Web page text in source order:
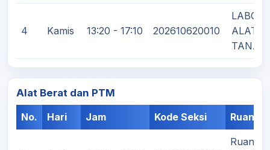
4 Kamis 13:20 - 17:10 202610620010
ALAT
TANAH
Alat Berat dan PTM
No.
Hari Jam Kode Seksi
Ruang